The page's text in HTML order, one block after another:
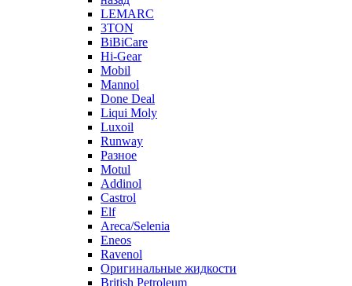
LEMARC
3TON
BiBiCare
Hi-Gear
Mobil
Mannol
Done Deal
Liqui Moly
Luxoil
Runway
Разное
Motul
Addinol
Castrol
Elf
Areca/Selenia
Eneos
Ravenol
Оригинальные жидкости
British Petroleum